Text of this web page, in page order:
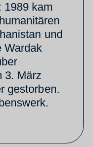
1989 kam
und
Wardak
3. März
gestorben.